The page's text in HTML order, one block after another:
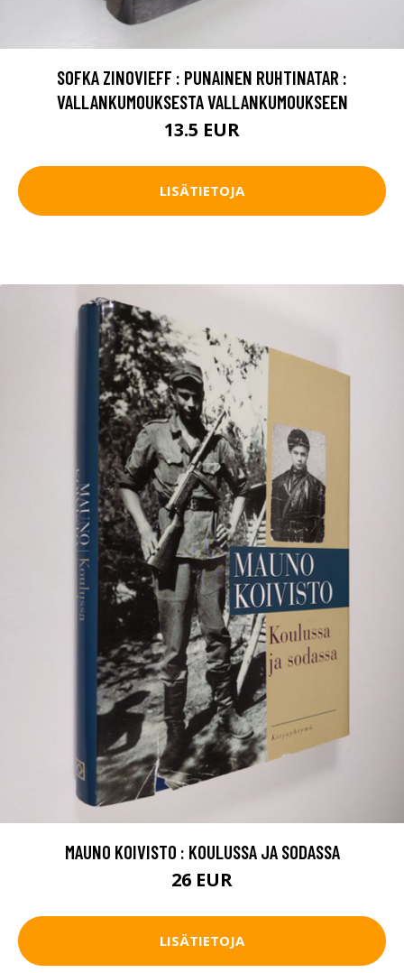
SOFKA ZINOVIEFF : PUNAINEN RUHTINATAR :
VALLANKUMOUKSESTA VALLANKUMOUKSEEN
13.5 EUR
LISÄTIETOJA
MAUNO KOIVISTO : KOULUSSA JA SODASSA
26 EUR
LISÄTIETOJA